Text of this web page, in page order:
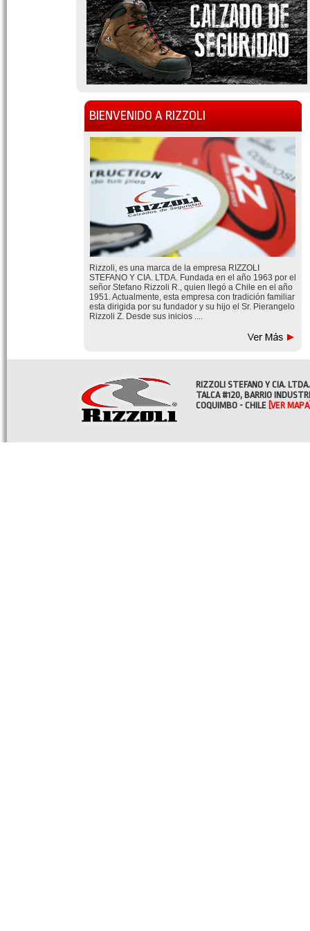
BIENVENIDO A RIZZOLI
Rizzoli, es una marca de la empresa RIZZOLI
STEFANO Y CIA. LTDA. Fundada en el año 1963 por el
señor Stefano Rizzoli R., quien llegó a Chile en el año
1951. Actualmente, esta empresa con tradición familiar
esta dirigida por su fundador y su hijo el Sr. Pierangelo
Rizzoli Z. Desde sus inicios ....
RIZZOLI STEFANO Y CIA. LTDA.
TALCA #120, BARRIO
COQUIMBO - CHILE [VER